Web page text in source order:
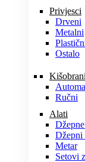
Privjesci
Drveni
Metalni
Ostalo
Kišobrani
Ručni
Alati
Džepni
Metar
Setovi